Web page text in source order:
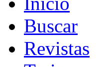
Buscar
Revistas